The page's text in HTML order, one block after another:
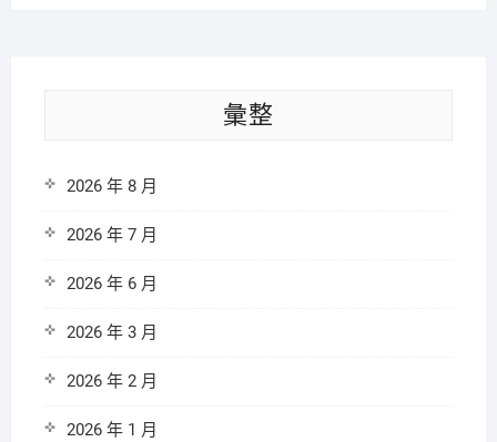
彙整
2026 年 8 月
2026 年 7 月
2026 年 6 月
2026 年 3 月
2026 年 2 月
2026 年 1 月